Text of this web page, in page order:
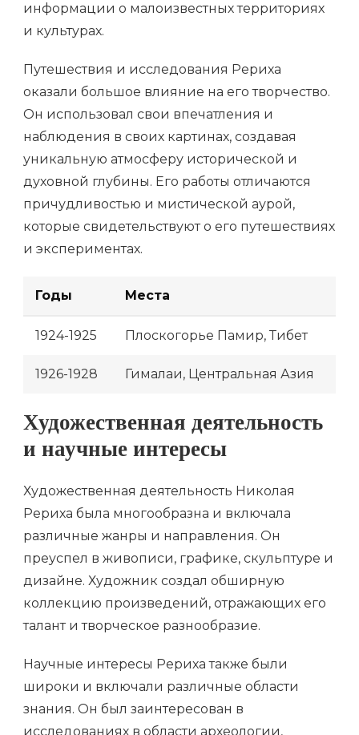
информации о малоизвестных территориях
и культурах.
Путешествия и исследования Рериха
оказали большое влияние на его творчество.
Он использовал свои впечатления и
наблюдения в своих картинах, создавая
уникальную атмосферу исторической и
духовной глубины. Его работы отличаются
причудливостью и мистической аурой,
которые свидетельствуют о его путешествиях
и экспериментах.
Годы Места
1924-1925 Плоскогорье Памир, Тибет
1926-1928 Гималаи, Центральная Азия
Художественная деятельность
и научные интересы
Художественная деятельность Николая
Рериха была многообразна и включала
различные жанры и направления. Он
преуспел в живописи, графике, скульптуре и
дизайне. Художник создал обширную
коллекцию произведений, отражающих его
талант и творческое разнообразие.
Научные интересы Рериха также были
широки и включали различные области
знания. Он был заинтересован в
исследованиях в области археологии,